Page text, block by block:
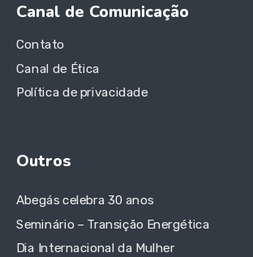
Canal de Comunicação
Contato
Canal de Ética
Política de privacidade
Outros
Abegás celebra 30 anos
Seminário – Transição Energética
Dia Internacional da Mulher